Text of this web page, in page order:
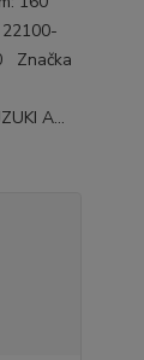
Značka
A...